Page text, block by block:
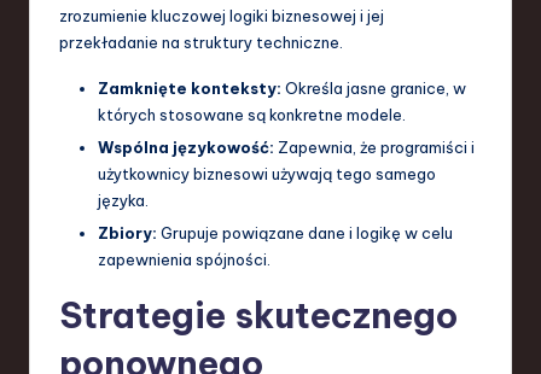
zrozumienie kluczowej logiki biznesowej i jej
przekładanie na struktury techniczne.
Zamknięte konteksty: Określa jasne granice, w
których stosowane są konkretne modele.
Wspólna językowość: Zapewnia, że programiści i
użytkownicy biznesowi używają tego samego
języka.
Zbiory: Grupuje powiązane dane i logikę w celu
zapewnienia spójności.
Strategie skutecznego
ponownego